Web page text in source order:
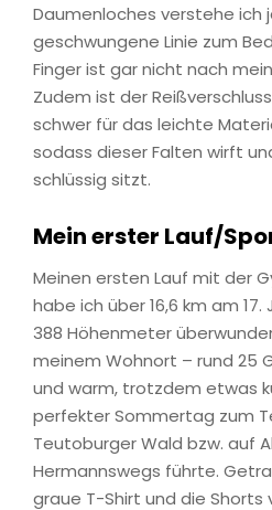
Daumenloches verstehe ich
geschwungene Linie zum
Finger ist gar nicht nach
Zudem ist der
schwer für das leichte
sodass dieser Falten wirft
schlüssig sitzt.
Mein erster Lauf/
Meinen ersten Lauf mit der
habe ich über 16,6 km am
388 Höhenmeter
meinem Wohnort – rund 25
und warm, trotzdem etwas
perfekter Sommertag zum
Teutoburger Wald bzw. auf
Hermannswegs führte.
graue T-Shirt und die Shorts